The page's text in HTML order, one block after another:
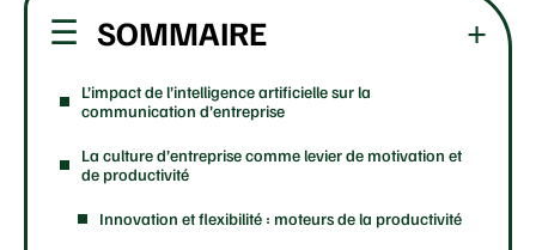
SOMMAIRE
L’impact de l’intelligence artificielle sur la
communication d’entreprise
La culture d’entreprise comme levier de motivation et
de productivité
Innovation et flexibilité : moteurs de la productivité